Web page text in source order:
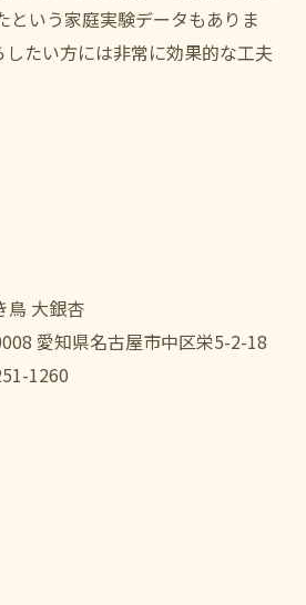
という家庭実験データもありま
たい方には非常に効果的な工夫
鳥 大銀杏
愛知県名古屋市中区栄5-2-18
1260